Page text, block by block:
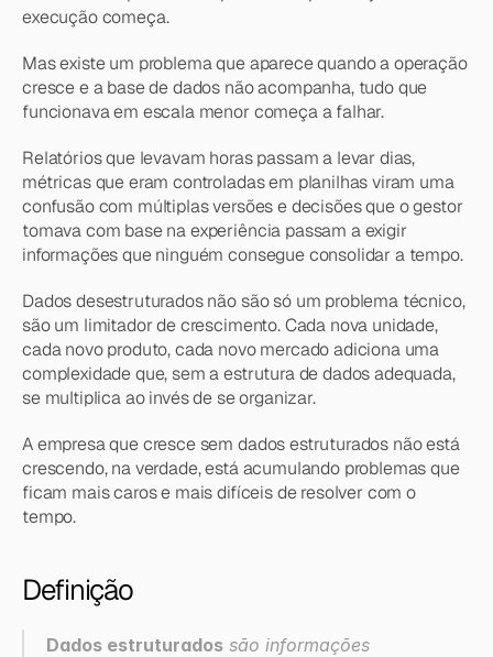
execução começa.
Mas existe um problema que aparece quando a operação
cresce e a base de dados não acompanha, tudo que
funcionava em escala menor começa a falhar.
Relatórios que levavam horas passam a levar dias,
métricas que eram controladas em planilhas viram uma
confusão com múltiplas versões e decisões que o gestor
tomava com base na experiência passam a exigir
informações que ninguém consegue consolidar a tempo.
Dados desestruturados não são só um problema técnico,
são um limitador de crescimento. Cada nova unidade,
cada novo produto, cada novo mercado adiciona uma
complexidade que, sem a estrutura de dados adequada,
se multiplica ao invés de se organizar.
A empresa que cresce sem dados estruturados não está
crescendo, na verdade, está acumulando problemas que
ficam mais caros e mais difíceis de resolver com o
tempo.
Definição
Dados estruturados são informações